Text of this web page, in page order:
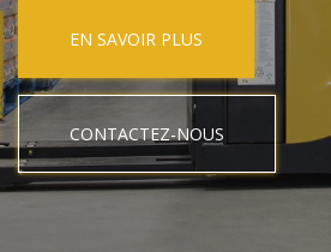
EN SAVOIR PLUS
CONTACTEZ-NOUS